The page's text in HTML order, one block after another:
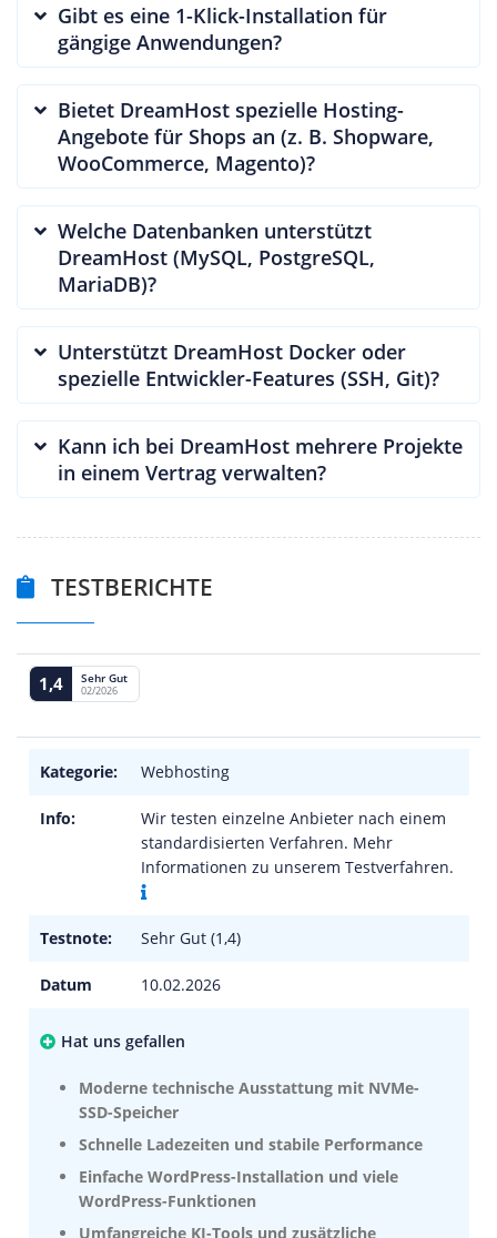
Gibt es eine 1-Klick-Installation für
gängige Anwendungen?
Bietet DreamHost spezielle Hosting-
Angebote für Shops an (z. B. Shopware,
WooCommerce, Magento)?
Welche Datenbanken unterstützt
DreamHost (MySQL, PostgreSQL,
MariaDB)?
Unterstützt DreamHost Docker oder
spezielle Entwickler-Features (SSH, Git)?
Kann ich bei DreamHost mehrere Projekte
in einem Vertrag verwalten?
TESTBERICHTE
1,4 Sehr Gut
02/2026
Kategorie: Webhosting
Info:
Wir testen einzelne Anbieter nach einem
standardisierten Verfahren. Mehr
Informationen zu unserem Testverfahren.
Testnote: Sehr Gut (1,4)
Datum 10.02.2026
Hat uns gefallen
Moderne technische Ausstattung mit NVMe-
SSD-Speicher
Schnelle Ladezeiten und stabile Performance
Einfache WordPress-Installation und viele
WordPress-Funktionen
Umfangreiche KI-Tools und zusätzliche